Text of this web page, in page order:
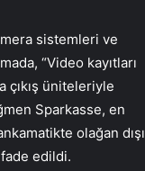
sistemleri ve
“Video kayıtları
çıkış üniteleriyle
Sparkasse, en
olağan dışı
edildi.